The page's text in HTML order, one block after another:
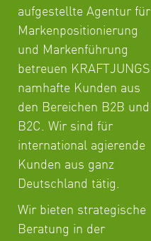
aufgestellte Agentur für
Markenpositionierung
und Markenführung
betreuen KRAFTJUNGS
namhafte Kunden aus
den Bereichen B2B und
B2C. Wir sind für
international agierende
Kunden aus ganz
Deutschland tätig.
Wir bieten strategische
Beratung in der